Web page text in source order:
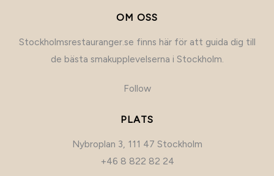
OM OSS
Stockholmsrestauranger.se finns här för att guida dig till
de bästa smakupplevelserna i Stockholm.
Follow
PLATS
Nybroplan 3, 111 47 Stockholm
+46 8 822 82 24